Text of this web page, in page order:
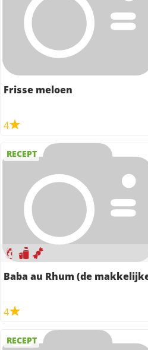
Frisse meloen
4
RECEPT
Baba au Rhum (de
4
RECEPT